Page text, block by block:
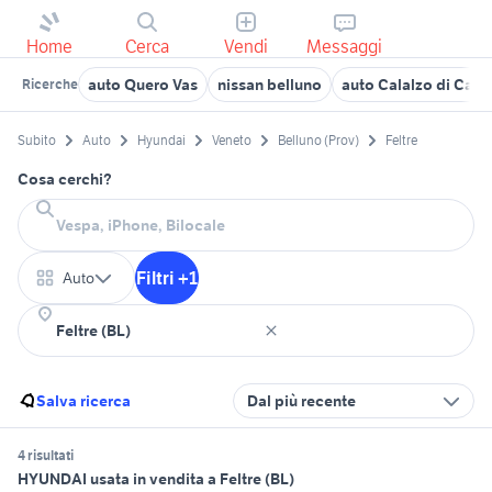
Home Cerca Vendi Messaggi
Ricerche auto Quero Vas nissan belluno auto Calalzo di
Subito Auto Hyundai Veneto Belluno (Prov) Feltre
Cosa cerchi?
Auto Filtri +1
Salva ricerca Dal più recente
4 risultati
HYUNDAI usata in vendita a Feltre (BL)